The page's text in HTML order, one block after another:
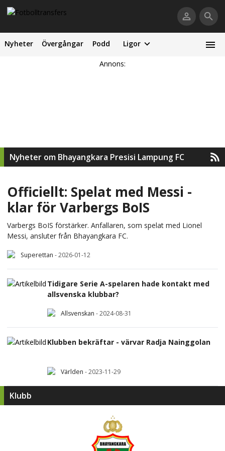
Nyheter Övergångar Podd Ligor
Annons:
Nyheter om Bhayangkara Presisi Lampung FC
Officiellt: Spelat med Messi -
klar för Varbergs BoIS
Varbergs BoIS förstärker. Anfallaren, som spelat med Lionel
Messi, ansluter från Bhayangkara FC.
Superettan -2026-01-12
Tidigare Serie A-spelaren hade kontakt med
allsvenska klubbar?
Allsvenskan -2024-08-31
Klubben bekräftar - värvar Radja Nainggolan
Världen -2023-11-29
Klubb